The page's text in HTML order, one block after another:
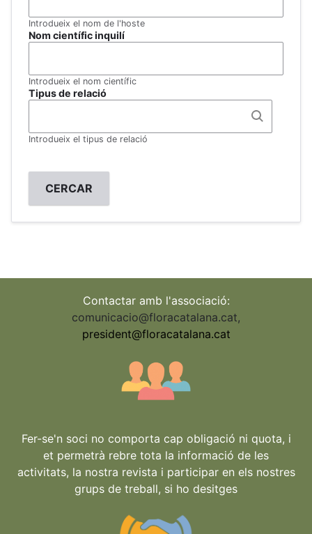
Introdueix el nom de l'hoste
Nom científic inquilí
Introdueix el nom científic
Tipus de relació
Introdueix el tipus de relació
Contactar amb l'associació:
comunicacio@floracatalana.cat,
president@floracatalana.cat
Fer-se'n soci no comporta cap obligació ni quota, i
et permetrà rebre tota la informació de les
activitats, la nostra revista i participar en els nostres
grups de treball, si ho desitges